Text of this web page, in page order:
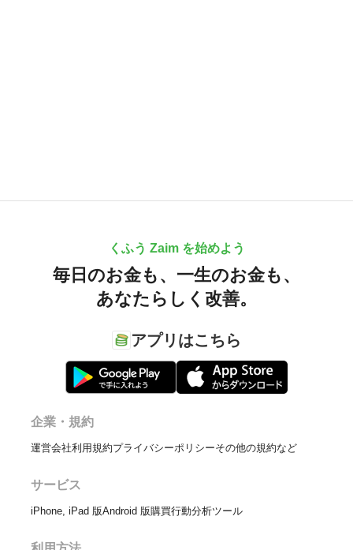
くふう Zaim を始めよう
毎日のお金も、 一生のお金も、
あなたらしく改善。
アプリはこちら
企業・規約
運営会社利用規約プライバシーポリシーその他の規約など
サービス
iPhone, iPad 版Android 版購買行動分析ツール